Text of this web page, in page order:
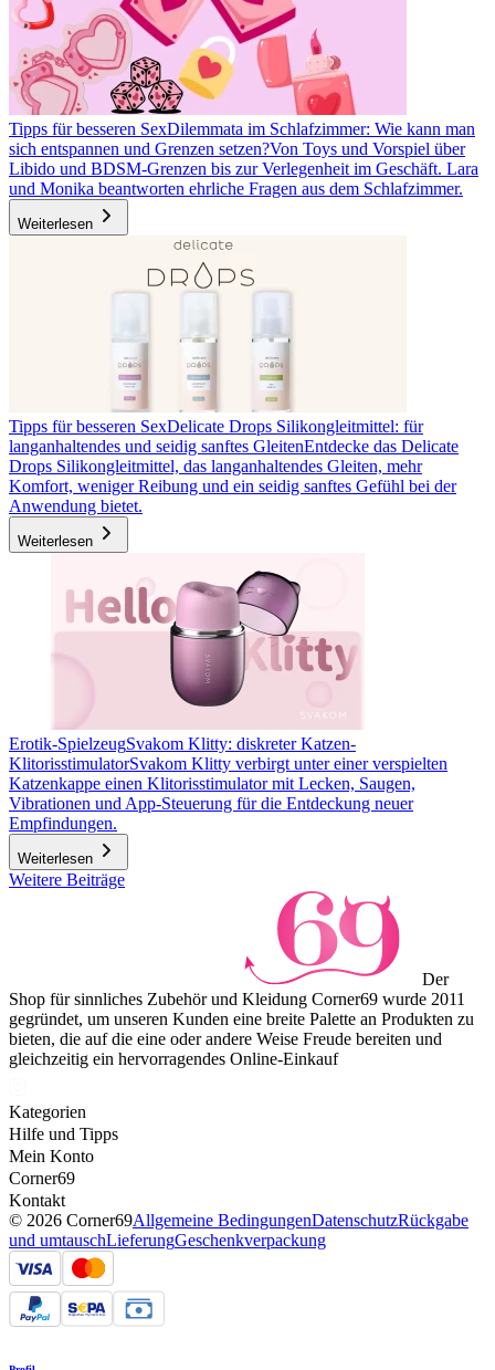
Tipps für besseren SexDilemmata im Schlafzimmer: Wie kann man
sich entspannen und Grenzen setzen?Von Toys und Vorspiel über
Libido und BDSM-Grenzen bis zur Verlegenheit im Geschäft. Lara
und Monika beantworten ehrliche Fragen aus dem Schlafzimmer.
Weiterlesen
Tipps für besseren SexDelicate Drops Silikongleitmittel: für
langanhaltendes und seidig sanftes GleitenEntdecke das Delicate
Drops Silikongleitmittel, das langanhaltendes Gleiten, mehr
Komfort, weniger Reibung und ein seidig sanftes Gefühl bei der
Anwendung bietet.
Weiterlesen
Erotik-SpielzeugSvakom Klitty: diskreter Katzen-
KlitorisstimulatorSvakom Klitty verbirgt unter einer verspielten
Katzenkappe einen Klitorisstimulator mit Lecken, Saugen,
Vibrationen und App-Steuerung für die Entdeckung neuer
Empfindungen.
Weiterlesen
Weitere Beiträge
Der
Shop für sinnliches Zubehör und Kleidung Corner69 wurde 2011
gegründet, um unseren Kunden eine breite Palette an Produkten zu
bieten, die auf die eine oder andere Weise Freude bereiten und
gleichzeitig ein hervorragendes Online-Einkauf
Kategorien
Hilfe und Tipps
Mein Konto
Corner69
Kontakt
© 2026 Corner69Allgemeine BedingungenDatenschutzRückgabe
und umtauschLieferungGeschenkverpackung